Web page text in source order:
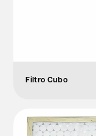
Filtro Cubo